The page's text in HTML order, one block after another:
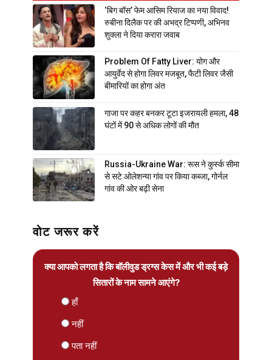
‘बिग बॉस’ फेम आसिम रियाज का नया विवाद!
रुबीना दिलैक पर की अभद्र टिप्पणी, अभिनव
शुक्ला ने दिया करारा जवाब
Problem Of Fatty Liver: योग और
आयुर्वेद से होगा लिवर मजबूत, फैटी लिवर जैसी
बीमारियों का होगा अंत
गाजा पर कहर बनकर टूटा इजरायली हमला, 48
घंटों में 90 से अधिक लोगों की मौत
Russia-Ukraine War: रूस ने कुर्स्क सीमा
से सटे ओलेशन्या गांव पर किया कब्जा, गोर्नल
गांव की ओर बढ़ी सेना
वोट जरूर करें
क्या आपको लगता है कि बॉलीवुड ड्रग्स केस में और भी कई बड़े
सितारों के नाम सामने आएंगे?
हाँ
नहीं
पता नहीं